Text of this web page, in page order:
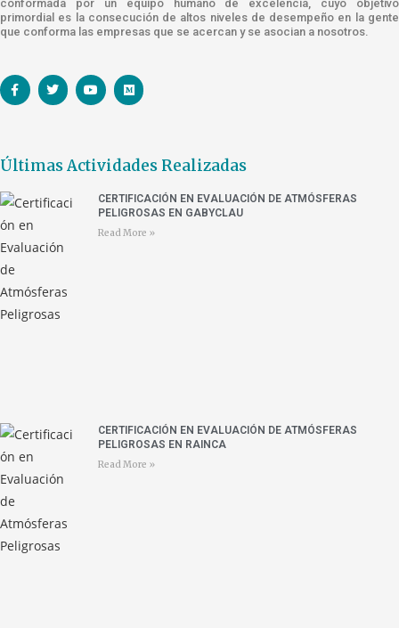
conformada por un equipo humano de excelencia, cuyo objetivo
primordial es la consecución de altos niveles de desempeño en la gente
que conforma las empresas que se acercan y se asocian a nosotros.
Últimas Actividades Realizadas
CERTIFICACIÓN EN EVALUACIÓN DE ATMÓSFERAS
PELIGROSAS EN GABYCLAU
Read More »
CERTIFICACIÓN EN EVALUACIÓN DE ATMÓSFERAS
PELIGROSAS EN RAINCA
Read More »